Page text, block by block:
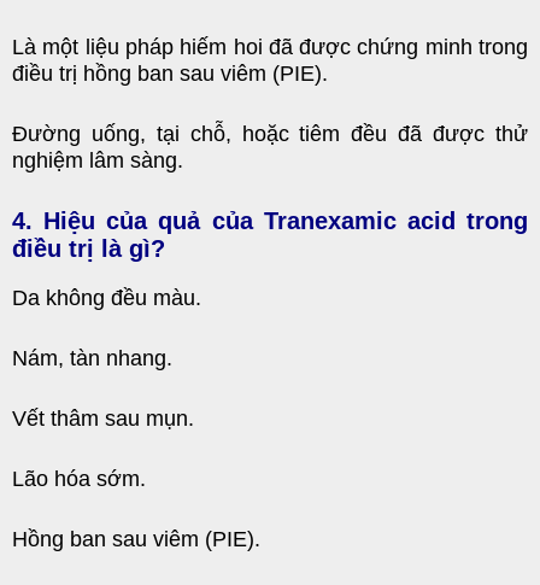
Là một liệu pháp hiếm hoi đã được chứng minh trong
điều trị hồng ban sau viêm (PIE).
Đường uống, tại chỗ, hoặc tiêm đều đã được thử
nghiệm lâm sàng.
4. Hiệu của quả của Tranexamic acid trong
điều trị là gì?
Da không đều màu.
Nám, tàn nhang.
Vết thâm sau mụn.
Lão hóa sớm.
Hồng ban sau viêm (PIE).